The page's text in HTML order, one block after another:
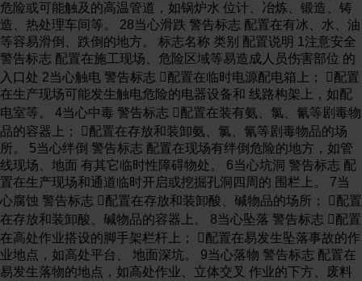
危险或可能触及的高温管道，如锅炉水 位计、冶炼、锻造、铸
造、热处理车间等。 28当心滑跌 警告标志 配置在有冰、水、油
等容易滑倒、跌倒的地方。 标志名称 类别 配置说明 1注意安全
警告标志 配置在施工现场、危险区域等易造成人员伤害部位 的
入口处 2当心触电 警告标志 配置在临时电源配电箱上； 配置
在生产现场可能发生触电危险的电器设备和 线路构架上，如配
电室等。 4当心中毒 警告标志 配置在装有氨、氯、氰等剧毒物
品的容器上； 配置在存放和装卸氨、氯、氰等剧毒物品的场
所。 5当心绊倒 警告标志 配置在现场有绊倒危险的地方，如管
线现场、地面 有其它临时性障碍物处。 6当心坑洞 警告标志 配
置在生产现场和通道临时开启或挖掘孔洞四周的 围栏上。 7当
心腐蚀 警告标志 配置在存放和装卸酸、碱物品的场所； 配置
在存放和装卸酸、碱物品的容器上。 8当心坠落 警告标志 配置
在高处作业搭设的脚手架栏杆上； 配置在易发生坠落事故的作
业地点，如高处平台、 地面深坑。 9当心落物 警告标志 配置在
易发生落物的地点，如高处作业、立体交叉 作业的下方、废料